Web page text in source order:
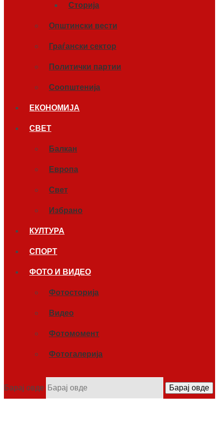
Сторија
Општински вести
Граѓански сектор
Политички партии
Соопштенија
ЕКОНОМИЈА
СВЕТ
Балкан
Европа
Свет
Избрано
КУЛТУРА
СПОРТ
ФОТО И ВИДЕО
Фотосторија
Видео
Фотомомент
Фотогалерија
Барај овде Барај овде